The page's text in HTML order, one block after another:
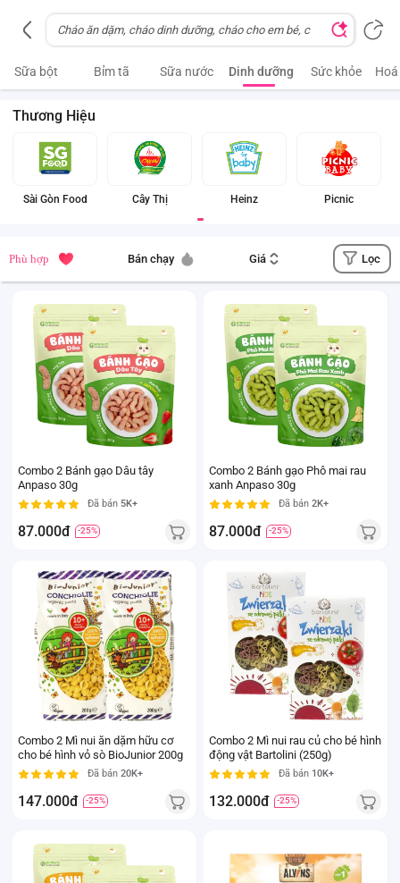
Sữa bột Bỉm tã Sữa nước Dinh dưỡng Sức khỏe
Thương Hiệu
Sài Gòn Food Cây Thị Heinz Picnic
Phù hợp Bán chạy Giá Lọc
Combo 2 Bánh gạo Dâu tây
Anpaso 30g
Đã bán 5K+
87.000đ -25%
Combo 2 Bánh gạo Phô mai rau
xanh Anpaso 30g
Đã bán 2K+
87.000đ -25%
Combo 2 Mì nui ăn dặm hữu cơ
cho bé hình vỏ sò BioJunior 200g
Đã bán 20K+
147.000đ -25%
Combo 2 Mì nui rau củ cho bé hình
động vật Bartolini (250g)
Đã bán 10K+
132.000đ -25%